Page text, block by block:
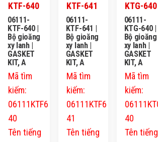
KTF-640
06111-
KTF-640 |
Bộ gioăng
xy lanh |
GASKET
KIT, A
Mã tìm
kiếm:
06111KTF6
40
Tên tiếng
KTF-641
06111-
KTF-641 |
Bộ gioăng
xy lanh |
GASKET
KIT, A
Mã tìm
kiếm:
06111KTF6
41
Tên tiếng
KTG-640
06111-
KTG-640 |
Bộ gioăng
xy lanh |
GASKET
KIT, A
Mã tìm
kiếm:
40
Tên tiếng